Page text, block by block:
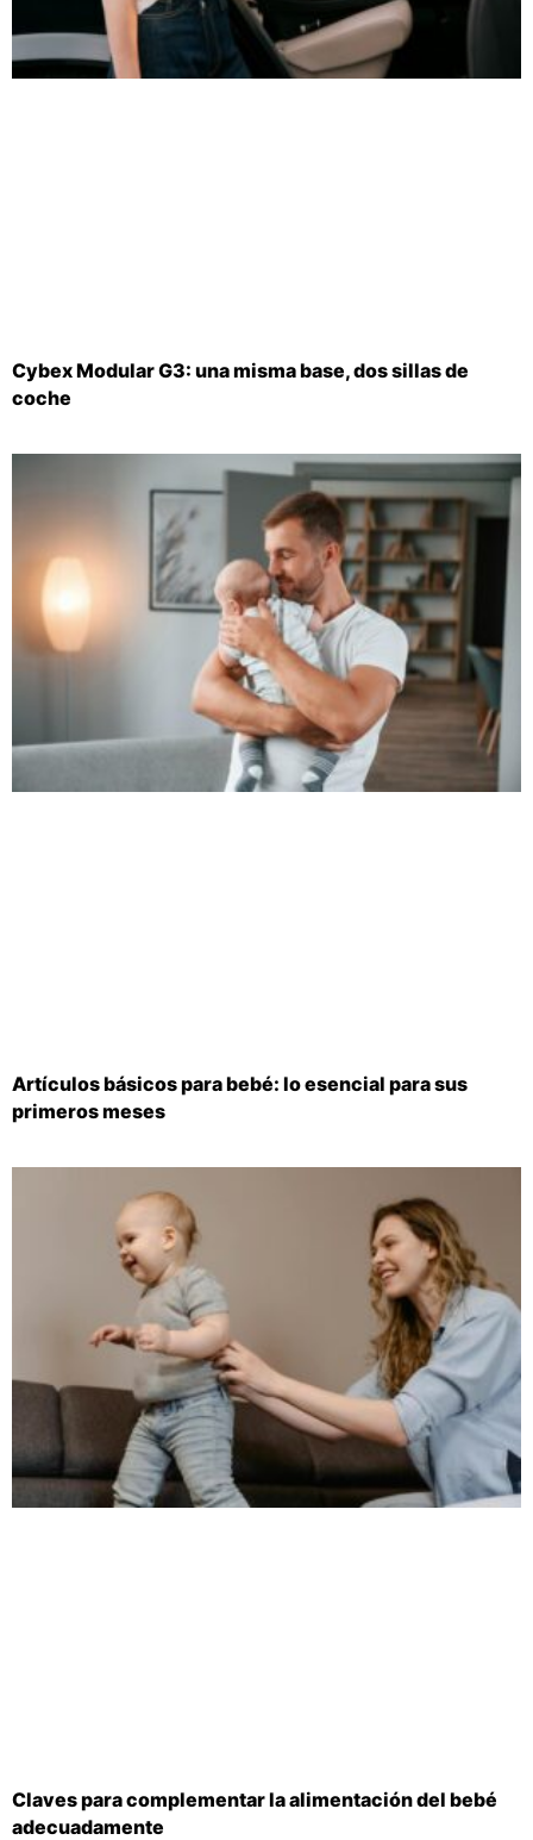
Cybex Modular G3: una misma base, dos sillas de
coche
Artículos básicos para bebé: lo esencial para sus
primeros meses
Claves para complementar la alimentación del bebé
adecuadamente